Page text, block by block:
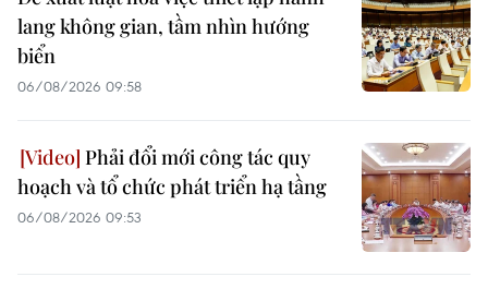
lang không gian, tầm nhìn hướng
biển
06/08/2026 09:58
Phải đổi mới công tác quy
hoạch và tổ chức phát triển hạ tầng
06/08/2026 09:53